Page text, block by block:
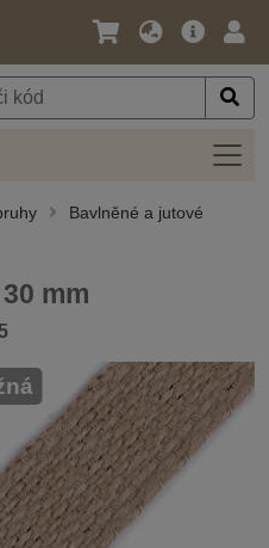
Jazyk
Měna
Hlavní
Bavlněné a jutové
mm